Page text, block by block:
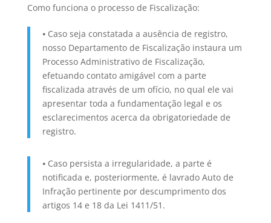
Como funciona o processo de Fiscalização:
⦁ Caso seja constatada a ausência de registro,
nosso Departamento de Fiscalização instaura um
Processo Administrativo de Fiscalização,
efetuando contato amigável com a parte
fiscalizada através de um ofício, no qual ele vai
apresentar toda a fundamentação legal e os
esclarecimentos acerca da obrigatoriedade de
registro.
⦁ Caso persista a irregularidade, a parte é
notificada e, posteriormente, é lavrado Auto de
Infração pertinente por descumprimento dos
artigos 14 e 18 da Lei 1411/51.